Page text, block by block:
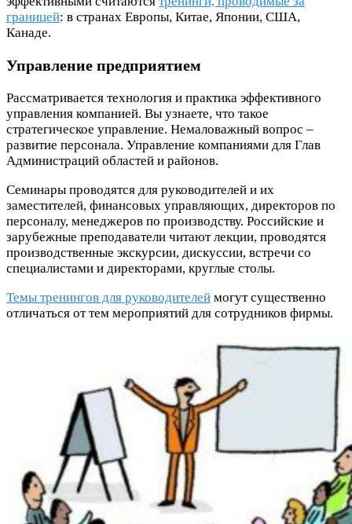
границей: в странах Европы, Китае, Японии, США,
Канаде.
Управление предприятием
Рассматривается технология и практика эффективного
управления компанией. Вы узнаете, что такое
стратегическое управление. Немаловажный вопрос –
развитие персонала. Управление компаниями для Глав
Администраций областей и районов.
Семинары проводятся для руководителей и их
заместителей, финансовых управляющих, директоров по
персоналу, менеджеров по производству. Российские и
зарубежные преподаватели читают лекции, проводятся
производственные экскурсии, дискуссии, встречи со
специалистами и директорами, круглые столы.
Темы тренингов для руководителей могут существенно
отличаться от тем мероприятий для сотрудников фирмы.